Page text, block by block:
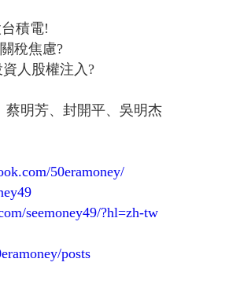
積電!
稅焦慮?
人股權注入?
蔡明芳、封開平、吳明杰
50eramoney/
seemoney49/?hl=zh-tw
posts